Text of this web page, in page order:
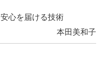
心を届ける技術
本田美和子